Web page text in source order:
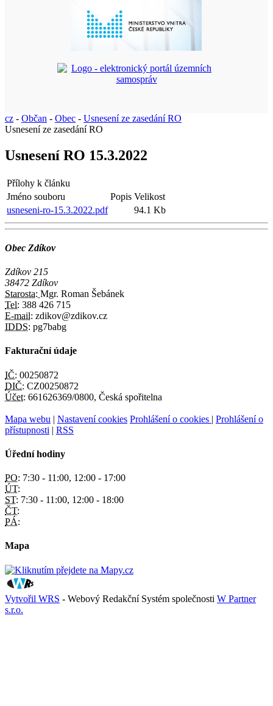
cz - Občan - Obec - Usnesení ze zasedání RO
Usnesení ze zasedání RO
Usnesení RO 15.3.2022
Přílohy k článku
Jméno souboru
Popis Velikost
usneseni-ro-15.3.2022.pdf
94.1 Kb
Obec Zdíkov
Zdíkov 215
38472 Zdíkov
Starosta: Mgr. Roman Šebánek
Tel: 388 426 715
E-mail: zdikov@zdikov.cz
IDDS: pg7babg
Fakturační údaje
IČ: 00250872
DIČ: CZ00250872
Účet: 661626369/0800, Česká spořitelna
Mapa webu | Nastavení cookies Prohlášení o cookies | Prohlášení o
přístupnosti | RSS
Úřední hodiny
PO: 7:30 - 11:00, 12:00 - 17:00
ÚT:
ST: 7:30 - 11:00, 12:00 - 18:00
ČT:
PÁ:
Mapa
Vytvořil WRS - Webový Redakční Systém společnosti W Partner
s.r.o.